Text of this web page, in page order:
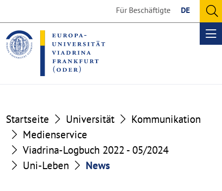
the
content
section
the
footer
section
Für Beschäftigte DE
Startseite Universität
Kommunikation
Medienservice
Viadrina-Logbuch 2022 - 05/2024
Uni-Leben
News